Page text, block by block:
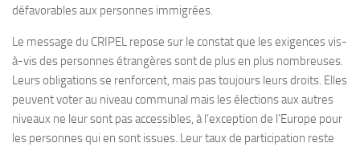
défavorables aux personnes immigrées.
Le message du CRIPEL repose sur le constat que les exigences vis-
à-vis des personnes étrangères sont de plus en plus nombreuses.
Leurs obligations se renforcent, mais pas toujours leurs droits. Elles
peuvent voter au niveau communal mais les élections aux autres
niveaux ne leur sont pas accessibles, à l’exception de l’Europe pour
les personnes qui en sont issues. Leur taux de participation reste